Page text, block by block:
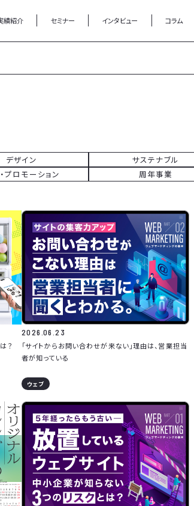
績紹介 セミナー インタビュー コラム
デザイン
サステナブル
プロモーション 周年事業
？
2026.06.23
「サイトからお問い合わせが来ない」理由は、営業担当
者が知っている
ウェブ